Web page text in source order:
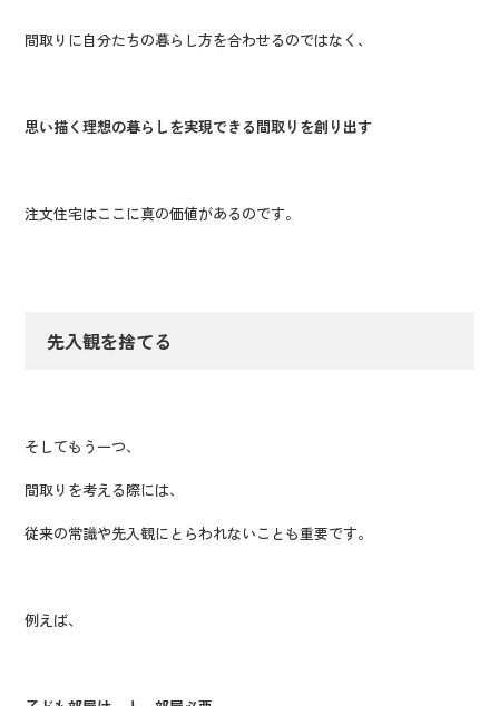
間取りに自分たちの暮らし方を合わせるのではなく、
思い描く理想の暮らしを実現できる間取りを創り出す
注文住宅はここに真の価値があるのです。
先入観を捨てる
そしてもう一つ、
間取りを考える際には、
従来の常識や先入観にとらわれないことも重要です。
例えば、